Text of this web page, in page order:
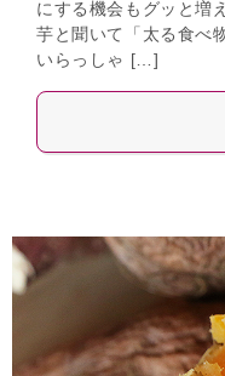
にする機会もグッと増
芋と聞いて「太る食べ
いらっしゃ […]